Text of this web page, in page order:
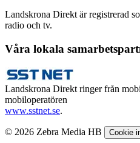
Landskrona Direkt är registrerad
radio och tv.
Våra lokala
Landskrona Direkt ringer från
mobiloperatören
www.sstnet.se.
© 2026 Zebra Media HB Cookie